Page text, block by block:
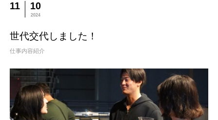
11 10
2024
世代交代しました！
仕事内容紹介